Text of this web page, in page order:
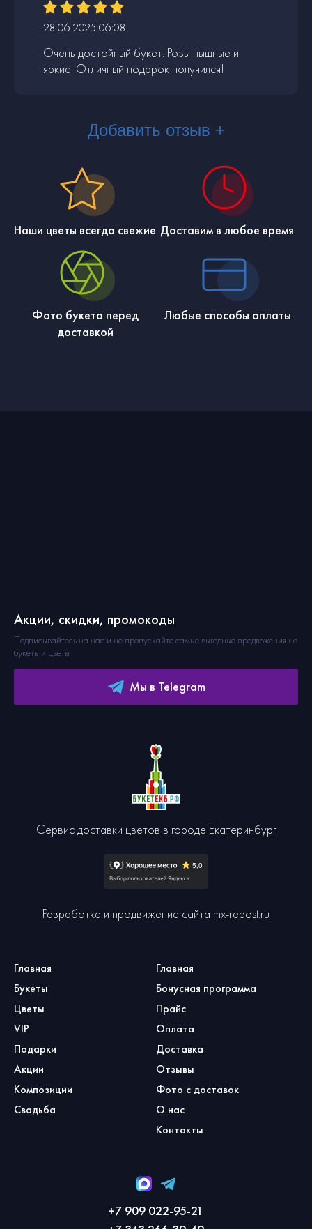
28.06.2025 06:08
Очень достойный букет. Розы пышные и
яркие. Отличный подарок получился!
Добавить отзыв +
Наши цветы всегда свежие Доставим в любое время
Фото букета перед
доставкой
Любые способы оплаты
Главная
Букеты
Цветы
VIP
Подарки
Акции
Композиции
Свадьба
Главная
Бонусная программа
Прайс
Оплата
Доставка
Отзывы
Фото с доставок
О нас
Контакты
Сервис доставки цветов в городе Екатеринбург
Разработка и продвижение сайта mx-repost.ru
Акции, скидки, промокоды
Подписывайтесь на нас и не пропускайте самые выгодные предложения на
букеты и цветы
Мы в Telegram
+7 909 022-95-21